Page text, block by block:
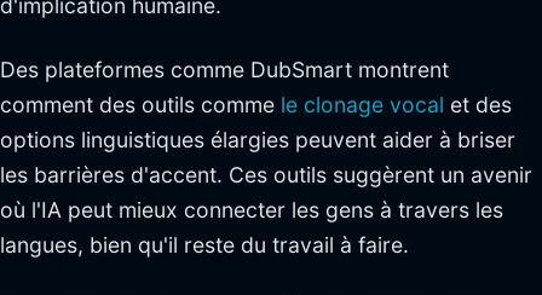
d'implication humaine.
Des plateformes comme DubSmart montrent
comment des outils comme le clonage vocal et des
options linguistiques élargies peuvent aider à briser
les barrières d'accent. Ces outils suggèrent un avenir
où l'IA peut mieux connecter les gens à travers les
langues, bien qu'il reste du travail à faire.